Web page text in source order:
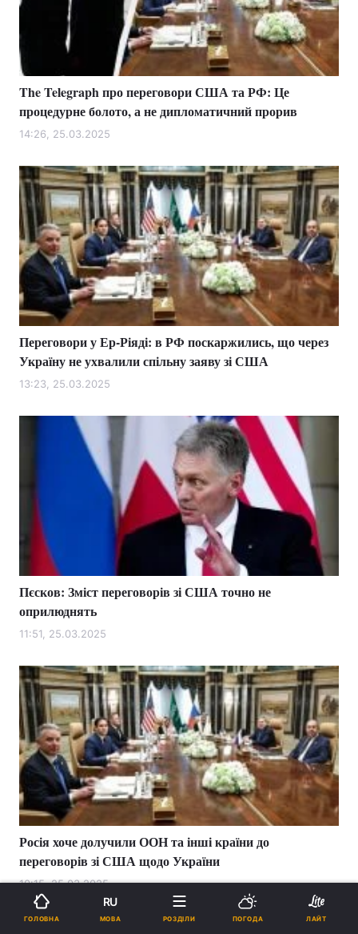
The Telegraph про переговори США та РФ: Це
процедурне болото, а не дипломатичний прорив
14:26, 25.03.2025
Переговори у Ер-Ріяді: в РФ поскаржились, що через
Україну не ухвалили спільну заяву зі США
13:23, 25.03.2025
Пєсков: Зміст переговорів зі США точно не
оприлюднять
11:51, 25.03.2025
Росія хоче долучили ООН та інші країни до
переговорів зі США щодо України
10:15, 25.03.2025
ГОЛОВНА
RU
МОВА РОЗДІЛИ ПОГОДА ЛАЙТ